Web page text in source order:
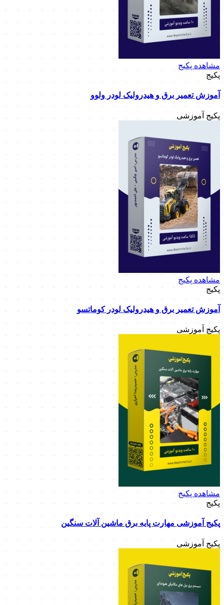
مشاهده پکیج
پکیج
آموزش تعمیر برق و هیدرولیک لودر ولوو
پکیج آموزشی
مشاهده پکیج
پکیج
آموزش تعمیر برق و هیدرولیک لودر کوماتسو
پکیج آموزشی
مشاهده پکیج
پکیج
پکیج آموزشی مهارت پایه برق ماشین آلات سنگین
پکیج آموزشی